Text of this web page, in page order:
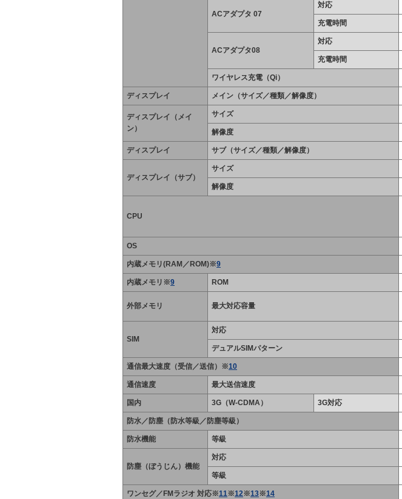
ACアダプタ 07
対応
充電時間
ACアダプタ08
対応
充電時間
ワイヤレス充電（Qi）
ディスプレイ メイン（サイズ／種類／解像度）
ディスプレイ（メイ
ン）
サイズ
解像度
ディスプレイ サブ（サイズ／種類／解像度）
ディスプレイ（サブ）
サイズ
解像度
CPU
OS
内蔵メモリ(RAM／ROM)※9
内蔵メモリ※9 ROM
外部メモリ 最大対応容量
SIM
対応
デュアルSIMパターン
通信最大速度（受信／送信）※10
通信速度 最大送信速度
国内 3G（W-CDMA） 3G対応
防水／防塵（防水等級／防塵等級）
防水機能 等級
防塵（ぼうじん）機能
対応
等級
ワンセグ／FMラジオ 対応※11※12※13※14